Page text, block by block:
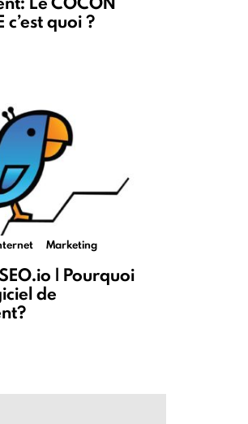
c’est quoi ?
Marketing
| Pourquoi
de